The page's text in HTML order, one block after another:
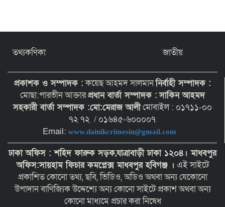
তথ্যকণিকা জাতীয়
প্রকাশক ও সম্পাদক :কয়েছ আহমদ সালমাননির্বাহী সম্পাদক :
মোছা:পারভীন আক্তারপ্রধান বার্তা সম্পাদক :সাকিন আহমদ
সহকারী বার্তা সম্পাদক :মো:মেরাজ আলীমোবাইল : ০১৭১১-০০
৭২ ৭২ / ০১৬৪৫-৬০০০০৭
Email: www.dainikcrimesin@gmail.com
ঢাকা অফিস : শহিদ ফারুক সড়ক,যাত্রাবাড়ী ঢাকা ১২০৪।মাধবপুর
অফিস:সায়হাম ফিচার কমপ্লেক্স মাধবপুর হবিগঞ্জ । এই সাইটে
প্রকাশিত কোনো তথ্য, ছবি, ভিডিও, অডিও অথবা অন্য যেকোনো
উপাদান বাণিজ্যিক উদ্দেশ্যে অন্য কোনো সাইটে প্রকাশ অথবা অন্য
কোনো মাধ্যমে প্রচার করা নিষেধ